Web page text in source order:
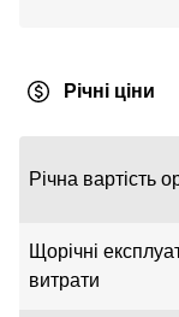
Річні ціни
Річна вартість
Щорічні
витрати